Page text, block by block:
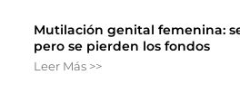
Mutilación genital femenina:
pero se pierden los fondos
Leer Más >>